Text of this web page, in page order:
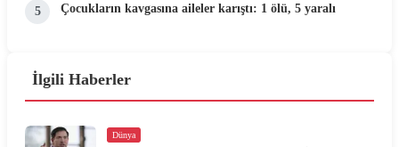
5 Çocukların kavgasına aileler karıştı: 1 ölü, 5 yaralı
İlgili Haberler
Dünya